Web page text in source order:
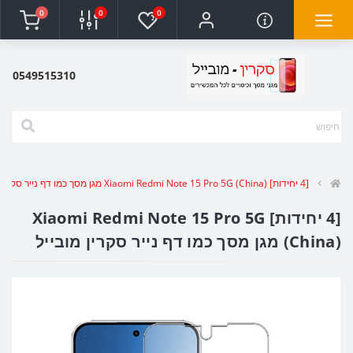
0
0
0
0549515310
[4 יחידות] Xiaomi Redmi Note 15 Pro 5G (China) מגן מסך כמו דף נייר סקרין מובייל
[4 יחידות] Xiaomi Redmi Note 15 Pro 5G
(China) מגן מסך כמו דף נייר סקרין מובייל